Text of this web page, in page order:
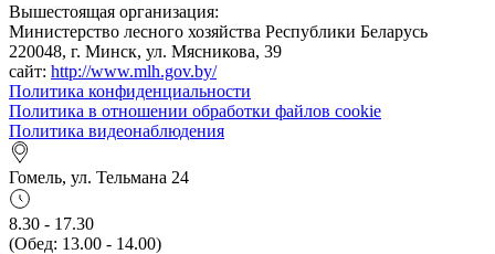
Вышестоящая организация:
Министерство лесного хозяйства Республики Беларусь
220048, г. Минск, ул. Мясникова, 39
сайт: http://www.mlh.gov.by/
Политика конфиденциальности
Политика в отношении обработки файлов cookie
Политика видеонаблюдения
Гомель, ул. Тельмана 24
8.30 - 17.30
(Обед: 13.00 - 14.00)